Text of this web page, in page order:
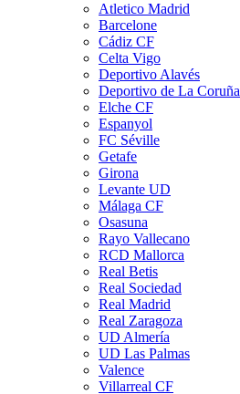
Atletico Madrid
Barcelone
Cádiz CF
Celta Vigo
Deportivo Alavés
Deportivo de La Coruña
Elche CF
Espanyol
FC Séville
Getafe
Girona
Levante UD
Málaga CF
Osasuna
Rayo Vallecano
RCD Mallorca
Real Betis
Real Sociedad
Real Madrid
Real Zaragoza
UD Almería
UD Las Palmas
Valence
Villarreal CF